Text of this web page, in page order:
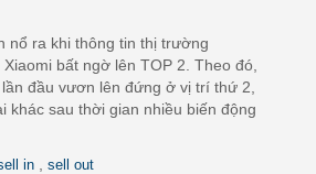
nổ ra khi thông tin thị trường
bất ngờ lên TOP 2. Theo đó,
đầu vươn lên đứng ở vị trí thứ 2,
khác sau thời gian nhiều biến động
in sell out